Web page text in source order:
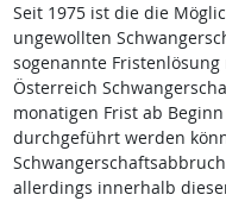
Seit 1975 ist die die
ungewollten
sogenannte
Österreich
monatigen Frist ab
durchgeführt werden
allerdings innerhalb